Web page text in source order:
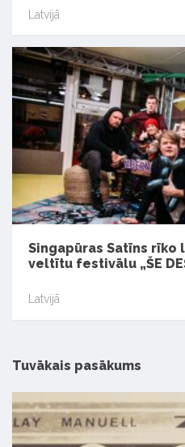
Latvijā
Singapūras Satīns rīko
veltītu festivālu „ŠE
Latvijā
Tuvākais pasākums